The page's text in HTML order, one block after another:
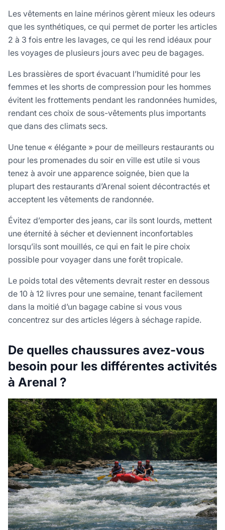
Les vêtements en laine mérinos gèrent mieux les odeurs
que les synthétiques, ce qui permet de porter les articles
2 à 3 fois entre les lavages, ce qui les rend idéaux pour
les voyages de plusieurs jours avec peu de bagages.
Les brassières de sport évacuant l’humidité pour les
femmes et les shorts de compression pour les hommes
évitent les frottements pendant les randonnées humides,
rendant ces choix de sous-vêtements plus importants
que dans des climats secs.
Une tenue « élégante » pour de meilleurs restaurants ou
pour les promenades du soir en ville est utile si vous
tenez à avoir une apparence soignée, bien que la
plupart des restaurants d’Arenal soient décontractés et
acceptent les vêtements de randonnée.
Évitez d’emporter des jeans, car ils sont lourds, mettent
une éternité à sécher et deviennent inconfortables
lorsqu’ils sont mouillés, ce qui en fait le pire choix
possible pour voyager dans une forêt tropicale.
Le poids total des vêtements devrait rester en dessous
de 10 à 12 livres pour une semaine, tenant facilement
dans la moitié d’un bagage cabine si vous vous
concentrez sur des articles légers à séchage rapide.
De quelles chaussures avez-vous
besoin pour les différentes activités
à Arenal ?